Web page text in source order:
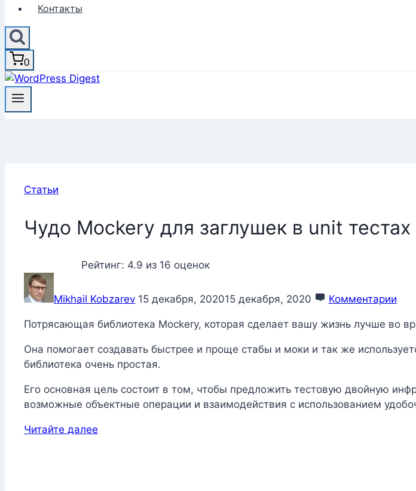
Контакты
0
Статьи
Чудо Mockery для заглушек в unit тестах
Рейтинг: 4.9 из 16 оценок
Mikhail Kobzarev 15 декабря, 202015 декабря, 2020 Комментарии
Потрясающая библиотека Mockery, которая сделает вашу жизнь лучше во
Она помогает создавать быстрее и проще стабы и моки и так же
библиотека очень простая.
Его основная цель состоит в том, чтобы предложить тестовую двойную
возможные объектные операции и взаимодействия с использованием
Читайте далее